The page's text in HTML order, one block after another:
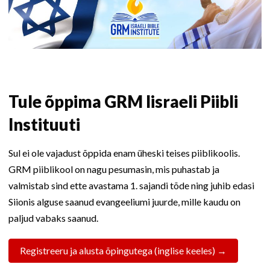
Tule õppima GRM Iisraeli Piibli
Instituuti
Sul ei ole vajadust õppida enam üheski teises piiblikoolis.
GRM piiblikool on nagu pesumasin, mis puhastab ja
valmistab sind ette avastama 1. sajandi tõde ning juhib edasi
Siionis alguse saanud evangeeliumi juurde, mille kaudu on
paljud vabaks saanud.
Registreeru ja alusta õpingutega (inglise keeles) →